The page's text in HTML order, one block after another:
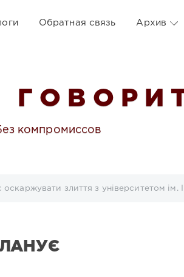
Обратная связь Архив
О В О Р И
компромиссов
злиття з університетом ім.